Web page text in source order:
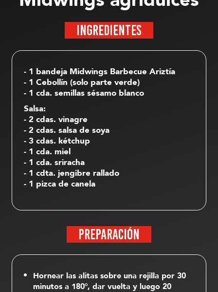
INGREDIENTES
- 1 bandeja Midwings Barbecue Ariztía
- 1 Cebollín (solo parte verde)
- 1 cda. semillas sésamo blanco
Salsa:
- 2 cdas. vinagre
- 2 cdas. salsa de soya
- 3 cdas. kétchup
- 1 cda. miel
- 1 cda. sriracha
- 1 cdta. jengibre rallado
- 1 pizca de canela
PREPARACIÓN
Hornear las alitas sobre una rejilla por 30
minutos a 180°, dar vuelta y luego 20